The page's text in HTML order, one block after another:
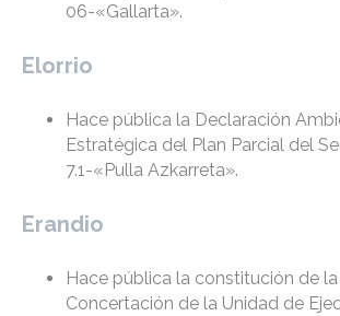
06-«Gallarta».
Elorrio
Hace pública la Declaración
Estratégica del Plan Parcial del
7.1-«Pulla Azkarreta».
Erandio
Hace pública la constitución de
Concertación de la Unidad de